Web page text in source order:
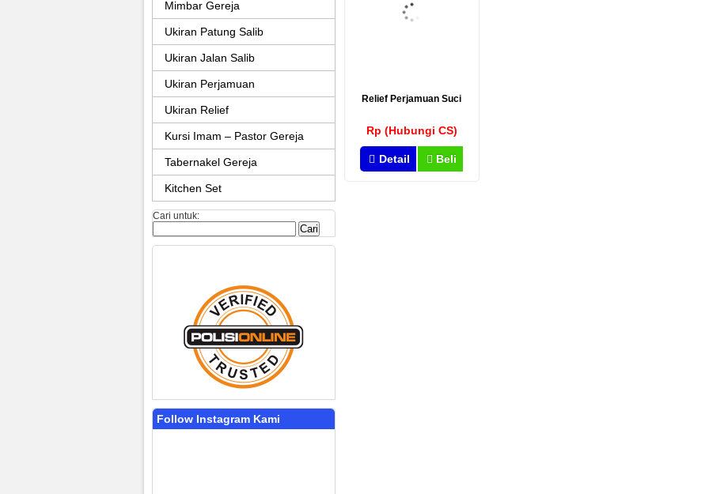
Relief Perjamuan Suci
Rp (Hubungi CS)
Detail Beli
Mimbar Gereja
Ukiran Patung Salib
Ukiran Jalan Salib
Ukiran Perjamuan
Ukiran Relief
Kursi Imam – Pastor Gereja
Tabernakel Gereja
Kitchen Set
Cari untuk:
Follow Instagram Kami